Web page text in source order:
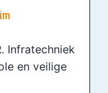
Infratechniek
en veilige